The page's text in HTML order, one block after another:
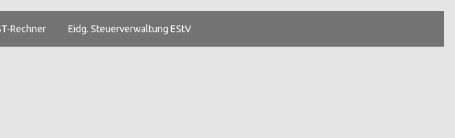
Rechner Eidg. Steuerverwaltung EStV